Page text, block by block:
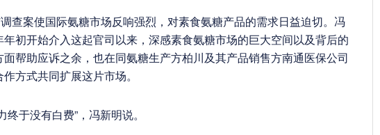
案使国际氨糖市场反响强烈，对素食氨糖产品的需求日益迫切。冯
初开始介入这起官司以来，深感素食氨糖市场的巨大空间以及背后的
帮助应诉之余，也在同氨糖生产方柏川及其产品销售方南通医保公司
方式共同扩展这片市场。
于没有白费”，冯新明说。